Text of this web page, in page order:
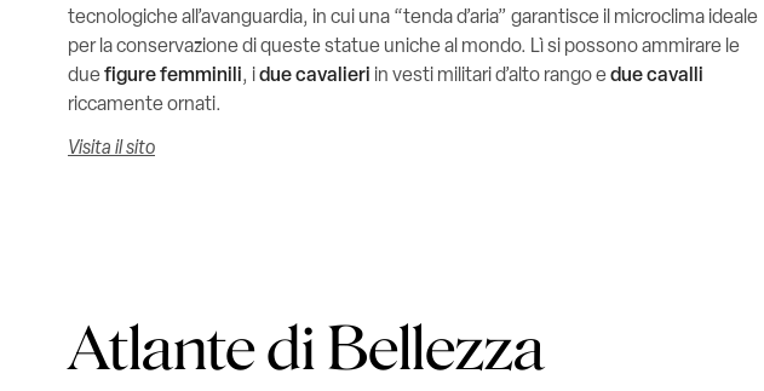
tecnologiche all’avanguardia, in cui una “tenda d’aria” garantisce il microclima ideale
per la conservazione di queste statue uniche al mondo. Lì si possono ammirare le
duefigure femminili, idue cavalieri in vesti militari d’alto rango edue cavalli
riccamente ornati.
Visita il sito
Atlante di Bellezza